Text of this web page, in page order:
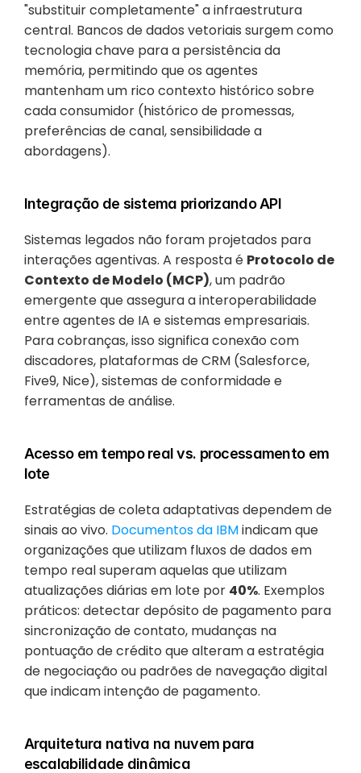
"substituir completamente" a infraestrutura
central. Bancos de dados vetoriais surgem como
tecnologia chave para a persistência da
memória, permitindo que os agentes
mantenham um rico contexto histórico sobre
cada consumidor (histórico de promessas,
preferências de canal, sensibilidade a
abordagens).
Integração de sistema priorizando API
Sistemas legados não foram projetados para
interações agentivas. A resposta é Protocolo de
Contexto de Modelo (MCP), um padrão
emergente que assegura a interoperabilidade
entre agentes de IA e sistemas empresariais.
Para cobranças, isso significa conexão com
discadores, plataformas de CRM (Salesforce,
Five9, Nice), sistemas de conformidade e
ferramentas de análise.
Acesso em tempo real vs. processamento em
lote
Estratégias de coleta adaptativas dependem de
sinais ao vivo. Documentos da IBM indicam que
organizações que utilizam fluxos de dados em
tempo real superam aquelas que utilizam
atualizações diárias em lote por 40%. Exemplos
práticos: detectar depósito de pagamento para
sincronização de contato, mudanças na
pontuação de crédito que alteram a estratégia
de negociação ou padrões de navegação digital
que indicam intenção de pagamento.
Arquitetura nativa na nuvem para
escalabilidade dinâmica